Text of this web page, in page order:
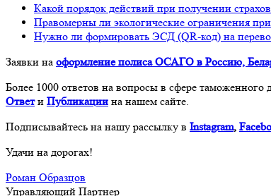
Какой порядок действий при получении
Правомерны ли экологические ограничения
Нужно ли формировать ЭСД (QR-код) на
Заявки на оформление полиса ОСАГО в Россию,
Более 1000 ответов на вопросы в сфере
Ответ и Публикации на нашем сайте.
Подписывайтесь на нашу рассылку в Instagram,
Удачи на дорогах!
Роман Образцов
Управляющий Партнер